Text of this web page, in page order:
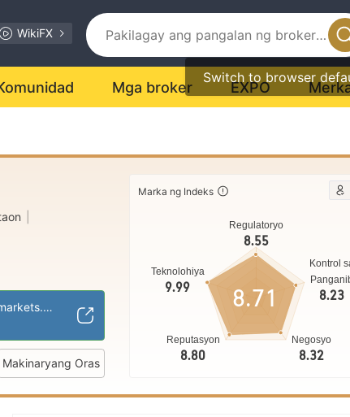
WikiFX
Switch to browser
Mga broker EXPO
(MM)
MT4
https://en.vantage-markets.com/
Makinaryang Oras
Marka ng Indeks
Regulatoryo
8.55
Teknolohiya
9.99
Reputasyon
8.80
Negosyo
8.32
Kontrol
8.23
8.71